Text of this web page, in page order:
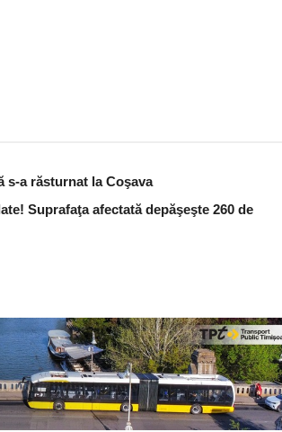
s-a răsturnat la Coşava
Suprafaţa afectată depăşeşte 260 de